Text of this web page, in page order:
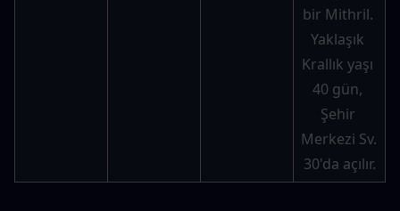
bir Mithril.
Yaklaşık
Krallık yaşı
40 gün,
Şehir
Merkezi Sv.
30'da açılır.